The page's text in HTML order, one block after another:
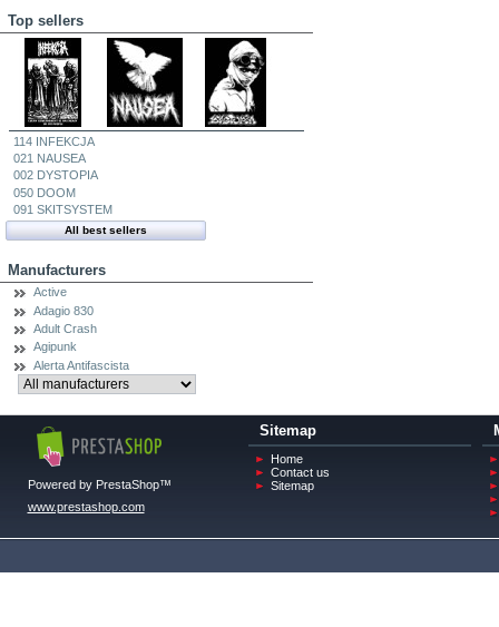
Top sellers
114 INFEKCJA
021 NAUSEA
002 DYSTOPIA
050 DOOM
091 SKITSYSTEM
All best sellers
Manufacturers
Active
Adagio 830
Adult Crash
Agipunk
Alerta Antifascista
Powered by PrestaShop™
www.prestashop.com
Sitemap
Home
Contact us
Sitemap